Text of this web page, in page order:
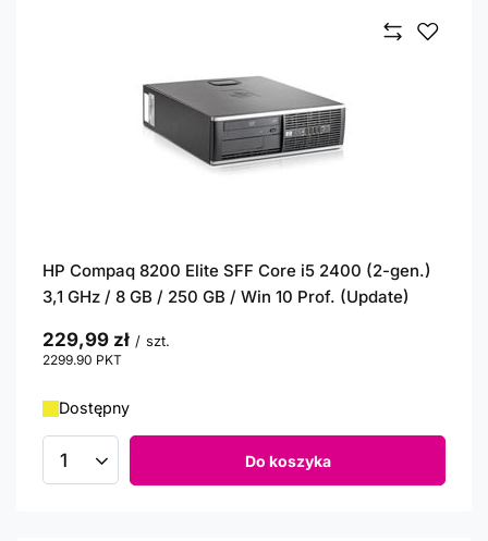
HP Compaq 8200 Elite SFF Core i5 2400 (2-gen.)
3,1 GHz / 8 GB / 250 GB / Win 10 Prof. (Update)
229,99 zł / szt.
2299.90 PKT
Dostępny
Ilość produktów Do koszyka